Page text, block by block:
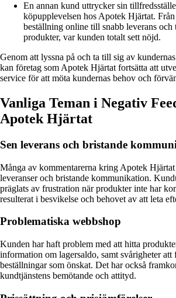
En annan kund uttrycker sin
köpupplevelsen hos Apotek Hjärtat.
beställning online till snabb leverans och
produkter, var kunden totalt sett nöjd.
Genom att lyssna på och ta till sig av
kan företag som Apotek Hjärtat fortsätta att
service för att möta kundernas behov och
Vanliga Teman i Negativ
Apotek Hjärtat
Sen leverans och bristande
Många av kommentarerna kring Apotek
leveranser och bristande kommunikation.
präglats av frustration när produkter inte har
resulterat i besvikelse och behovet av att leta
Problematiska webbshop
Kunden har haft problem med att hitta
information om lagersaldo, samt svårigheter att
beställningar som önskat. Det har också
kundtjänstens bemötande och attityd.